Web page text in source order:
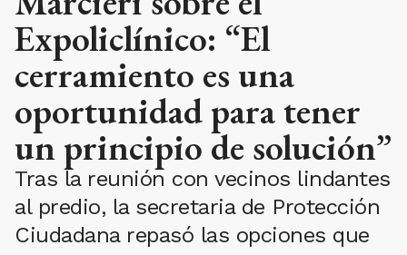
Expoliclínico: “El
cerramiento es una
oportunidad para tener
un principio de solución”
Tras la reunión con vecinos lindantes
al predio, la secretaria de Protección
Ciudadana repasó las opciones que